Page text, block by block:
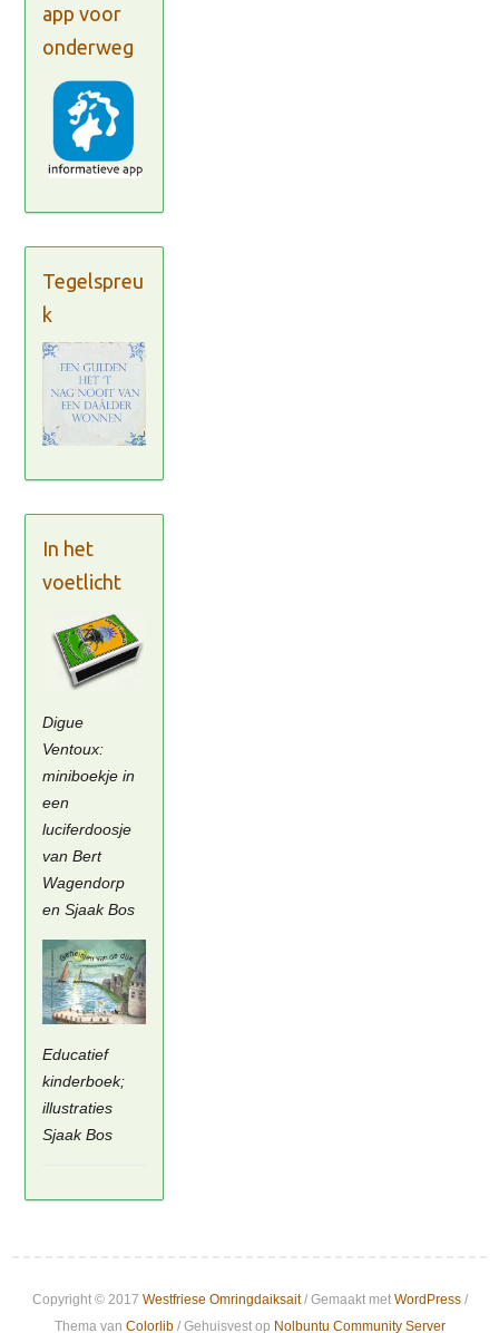
app voor
onderweg
Tegelspreu
k
In het
voetlicht
Digue
Ventoux:
miniboekje in
een
luciferdoosje
van Bert
Wagendorp
en Sjaak Bos
Educatief
kinderboek;
illustraties
Sjaak Bos
Copyright © 2017 Westfriese Omringdaiksait/ Gemaakt met WordPress/
Thema van Colorlib/ Gehuisvest op Nolbuntu Community Server